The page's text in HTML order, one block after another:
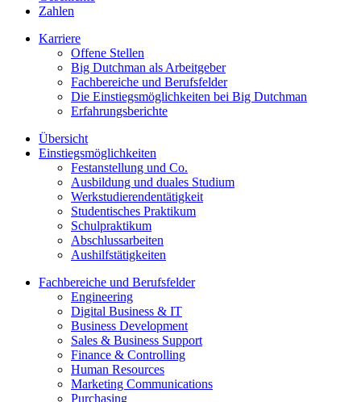
Zahlen
Karriere
Offene Stellen
Big Dutchman als Arbeitgeber
Fachbereiche und Berufsfelder
Die Einstiegsmöglichkeiten bei Big Dutchman
Erfahrungsberichte
Übersicht
Einstiegsmöglichkeiten
Festanstellung und Co.
Ausbildung und duales Studium
Werkstudierendentätigkeit
Studentisches Praktikum
Schulpraktikum
Abschlussarbeiten
Aushilfstätigkeiten
Fachbereiche und Berufsfelder
Engineering
Digital Business & IT
Business Development
Sales & Business Support
Finance & Controlling
Human Resources
Marketing Communications
Purchasing